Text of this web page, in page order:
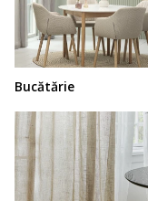
Bucătărie